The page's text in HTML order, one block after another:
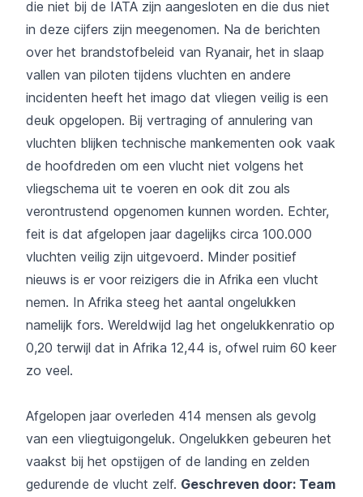
die niet bij de IATA zijn aangesloten en die dus niet
in deze cijfers zijn meegenomen. Na de berichten
over het brandstofbeleid van Ryanair, het in slaap
vallen van piloten tijdens vluchten en andere
incidenten heeft het imago dat vliegen veilig is een
deuk opgelopen. Bij vertraging of annulering van
vluchten blijken technische mankementen ook vaak
de hoofdreden om een vlucht niet volgens het
vliegschema uit te voeren en ook dit zou als
verontrustend opgenomen kunnen worden. Echter,
feit is dat afgelopen jaar dagelijks circa 100.000
vluchten veilig zijn uitgevoerd. Minder positief
nieuws is er voor reizigers die in Afrika een vlucht
nemen. In Afrika steeg het aantal ongelukken
namelijk fors. Wereldwijd lag het ongelukkenratio op
0,20 terwijl dat in Afrika 12,44 is, ofwel ruim 60 keer
zo veel.
Afgelopen jaar overleden 414 mensen als gevolg
van een vliegtuigongeluk. Ongelukken gebeuren het
vaakst bij het opstijgen of de landing en zelden
gedurende de vlucht zelf. Geschreven door: Team